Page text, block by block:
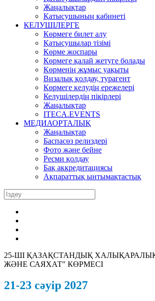
Жаңалықтар
Қатысушының кабинеті
КЕЛУШІЛЕРГЕ
Көрмеге билет алу
Қатысушылар тізімі
Көрме жоспары
Көрмеге қалай жетуге болады
Көрменің жұмыс уақыты
Визалық қолдау, турагент
Көрмеге келудің ережелері
Келушілердің пікірлері
Жаңалықтар
ITECA.EVENTS
МЕДИАОРТАЛЫҚ
Жаңалықтар
Баспасөз релиздері
Фото және бейне
Ресми қолдау
Бақ аккредитациясы
Ақпараттық ынтымақтастық
25-ШI ҚАЗАҚСТАНДЫҚ
ЖӘНЕ САЯХАТ" КӨРМЕСІ
21-23 сәуір 2027